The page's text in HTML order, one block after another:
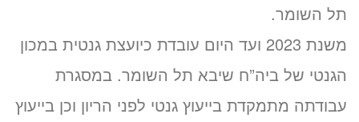
תל השומר.
משנת 2023 ועד היום עובדת כיועצת גנטית במכון
הגנטי של ביה”ח שיבא תל השומר. במסגרת
עבודתה מתמקדת בייעוץ גנטי לפני הריון וכן בייעוץ